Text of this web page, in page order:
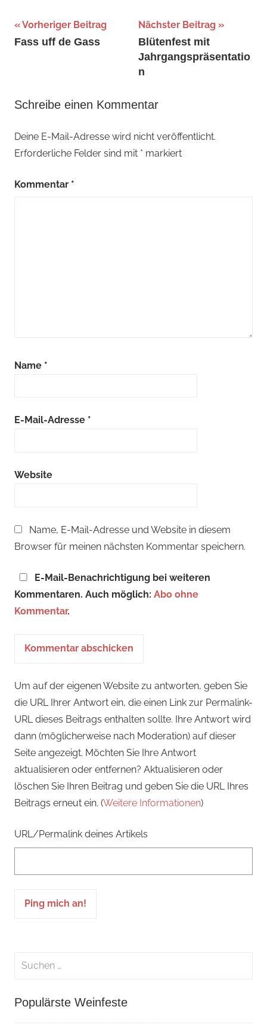
Schlagwörter:
Frühling,
Beitragsnavigation
Vorheriger Beitrag
Fass uff de Gass
Nächster Beitrag
Blütenfest mit
Jahrgangspräsentatio
n
Schreibe einen Kommentar
Deine E-Mail-Adresse wird nicht veröffentlicht.
Erforderliche Felder sind mit * markiert
Kommentar *
Name *
E-Mail-Adresse *
Website
Name, E-Mail-Adresse und Website in diesem
Browser für meinen nächsten Kommentar speichern.
E-Mail-Benachrichtigung bei weiteren
Kommentaren. Auch möglich: Abo ohne
Kommentar.
Um auf der eigenen Website zu antworten, geben Sie
die URL Ihrer Antwort ein, die einen Link zur Permalink-
URL dieses Beitrags enthalten sollte. Ihre Antwort wird
dann (möglicherweise nach Moderation) auf dieser
Seite angezeigt. Möchten Sie Ihre Antwort
aktualisieren oder entfernen? Aktualisieren oder
löschen Sie Ihren Beitrag und geben Sie die URL Ihres
Beitrags erneut ein. (Weitere Informationen)
URL/Permalink deines Artikels
Suchen
Populärste Weinfeste